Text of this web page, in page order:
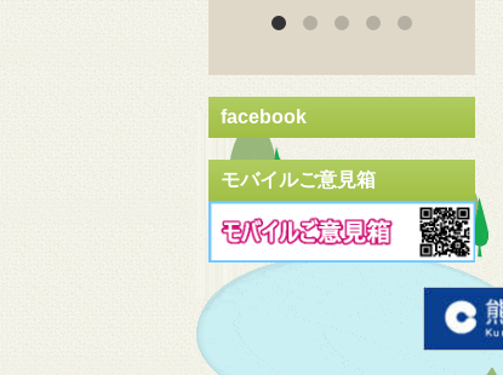
facebook
モバイルご意見箱